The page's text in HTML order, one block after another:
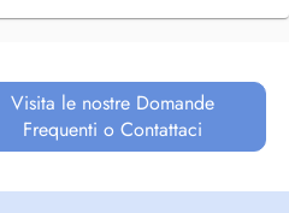
Visita le nostre Domande
Frequenti o Contattaci